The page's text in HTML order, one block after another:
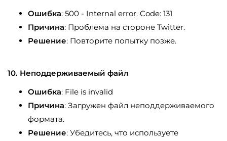
Ошибка: 500 - Internal error. Code: 131
Причина: Проблема на стороне Twitter.
Решение: Повторите попытку позже.
10. Неподдерживаемый файл
Ошибка: File is invalid
Причина: Загружен файл неподдерживаемого
формата.
Решение: Убедитесь, что используете